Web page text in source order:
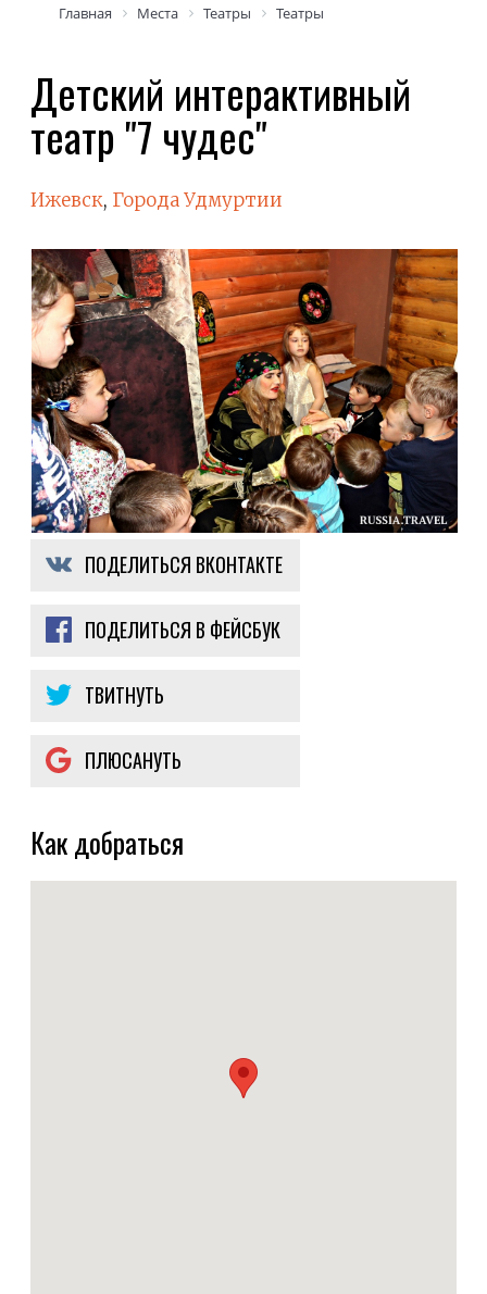
Главная Места Театры Театры
Детский интерактивный
театр "7 чудес"
Ижевск, Города Удмуртии
ПОДЕЛИТЬСЯ ВКОНТАКТЕ
ПОДЕЛИТЬСЯ В ФЕЙСБУК
ТВИТНУТЬ
ПЛЮСАНУТЬ
Как добраться